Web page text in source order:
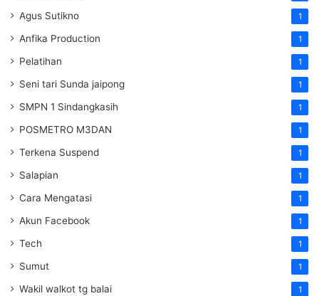
Agus Sutikno 1
Anfika Production 1
Pelatihan 1
Seni tari Sunda jaipong 1
SMPN 1 Sindangkasih 1
POSMETRO M3DAN 1
Terkena Suspend 1
Salapian 1
Cara Mengatasi 1
Akun Facebook 1
Tech 1
Sumut 1
Wakil walkot tg balai 1